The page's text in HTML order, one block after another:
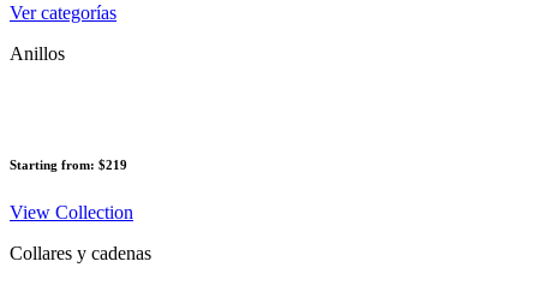
Ver categorías
Anillos
Starting from: $219
View Collection
Collares y cadenas